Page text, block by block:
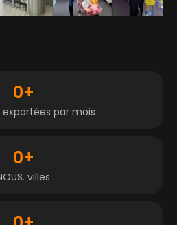
par mois
0+
villes
0+